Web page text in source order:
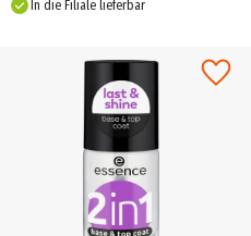
In die Filiale lieferbar